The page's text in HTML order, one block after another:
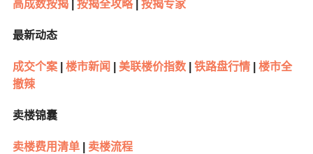
高成数按揭| 按揭全攻略| 按揭专家
最新动态
成交个案| 楼市新闻 美联楼价指数| 铁路盘行情|
楼市全
撤辣
卖楼锦囊
卖楼费用清单| 卖楼流程